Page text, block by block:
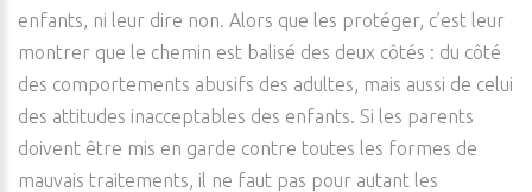
enfants, ni leur dire non. Alors que les protéger, c’est leur
montrer que le chemin est balisé des deux côtés : du côté
des comportements abusifs des adultes, mais aussi de celui
des attitudes inacceptables des enfants. Si les parents
doivent être mis en garde contre toutes les formes de
mauvais traitements, il ne faut pas pour autant les